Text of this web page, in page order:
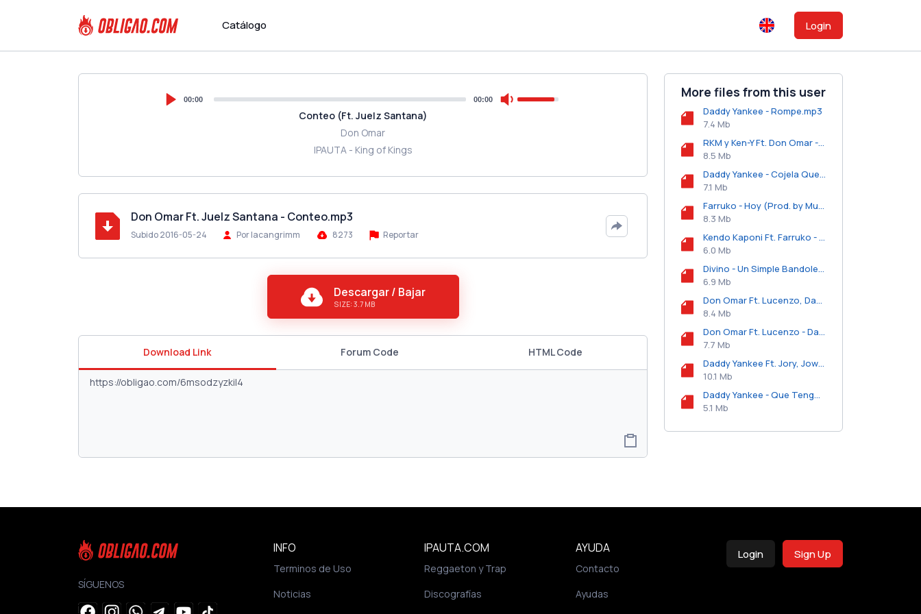
Catálogo Login
00:00 00:00
Conteo (Ft. Juelz Santana)
Don Omar
IPAUTA - King of Kings
Don Omar Ft. Juelz Santana - Conteo.mp3
Subido 2016-05-24 Por lacangrimm 8273 Reportar
Descargar / Bajar
SIZE: 3.7 MB
Download Link Forum Code HTML Code
More files from this user
Daddy Yankee - Rompe.mp3
7.4 Mb
RKM y Ken-Y Ft. Don Omar - Cuerpo Sensual.mp3
8.5 Mb
Daddy Yankee - Cojela Que Va Sin Jockey.mp3
7.1 Mb
Farruko - Hoy (Prod. by Musicologo y Menes).mp3
8.3 Mb
Kendo Kaponi Ft. Farruko - Te Envidian.mp3
6.0 Mb
Divino - Un Simple Bandolero.mp3
6.9 Mb
Don Omar Ft. Lucenzo, Daddy Yankee y Arcangel - Danza Kuduro (Official Remix).mp3
8.4 Mb
Don Omar Ft. Lucenzo - Danza Kuduro.mp3
7.7 Mb
Daddy Yankee Ft. Jory, Jowell y Randy, Alexis y Fido - Pata Boom (Official Remix).mp3
10.1 Mb
Daddy Yankee - Que Tengo Que Hacer.mp3
5.1 Mb
SÍGUENOS
INFO
Terminos de Uso
Noticias
IPAUTA.COM
Reggaeton y Trap
Discografías
AYUDA
Contacto
Ayudas
Login Sign Up